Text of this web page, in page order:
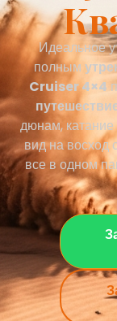
Идеальное
полным
Cruiser 4×4
дюнам,
вид на восход
все в одном